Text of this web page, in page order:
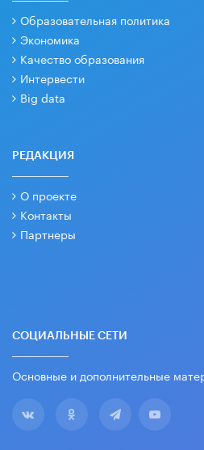
Образовательная политика
Экономика
Качество образования
Интервести
Big data
РЕДАКЦИЯ
О проекте
Контакты
Партнеры
СОЦИАЛЬНЫЕ СЕТИ
Основные и дополнительные